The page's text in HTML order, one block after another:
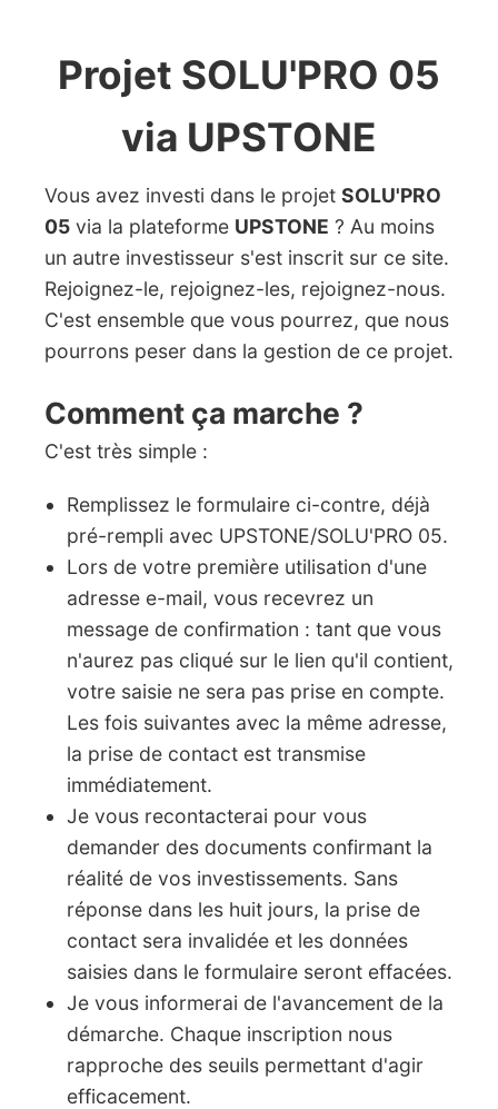
Projet SOLU'PRO 05
via UPSTONE
Vous avez investi dans le projet SOLU'PRO
05 via la plateforme UPSTONE ? Au moins
un autre investisseur s'est inscrit sur ce site.
Rejoignez-le, rejoignez-les, rejoignez-nous.
C'est ensemble que vous pourrez, que nous
pourrons peser dans la gestion de ce projet.
Comment ça marche ?
C'est très simple :
Remplissez le formulaire ci-contre, déjà
pré-rempli avec UPSTONE/SOLU'PRO 05.
Lors de votre première utilisation d'une
adresse e-mail, vous recevrez un
message de confirmation : tant que vous
n'aurez pas cliqué sur le lien qu'il contient,
votre saisie ne sera pas prise en compte.
Les fois suivantes avec la même adresse,
la prise de contact est transmise
immédiatement.
Je vous recontacterai pour vous
demander des documents confirmant la
réalité de vos investissements. Sans
réponse dans les huit jours, la prise de
contact sera invalidée et les données
saisies dans le formulaire seront effacées.
Je vous informerai de l'avancement de la
démarche. Chaque inscription nous
rapproche des seuils permettant d'agir
efficacement.